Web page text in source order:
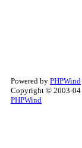
Powered by PHPWind
Copyright © 2003-04
PHPWind